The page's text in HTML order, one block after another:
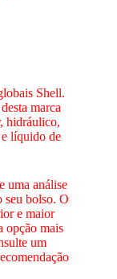
Shell.
marca
hidráulico,
e líquido de
uma análise
seu bolso. O
e maior
opção mais
um